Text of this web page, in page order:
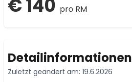
€ 140 pro RM
Detailinformationen
Zuletzt geändert am: 19.6.2026